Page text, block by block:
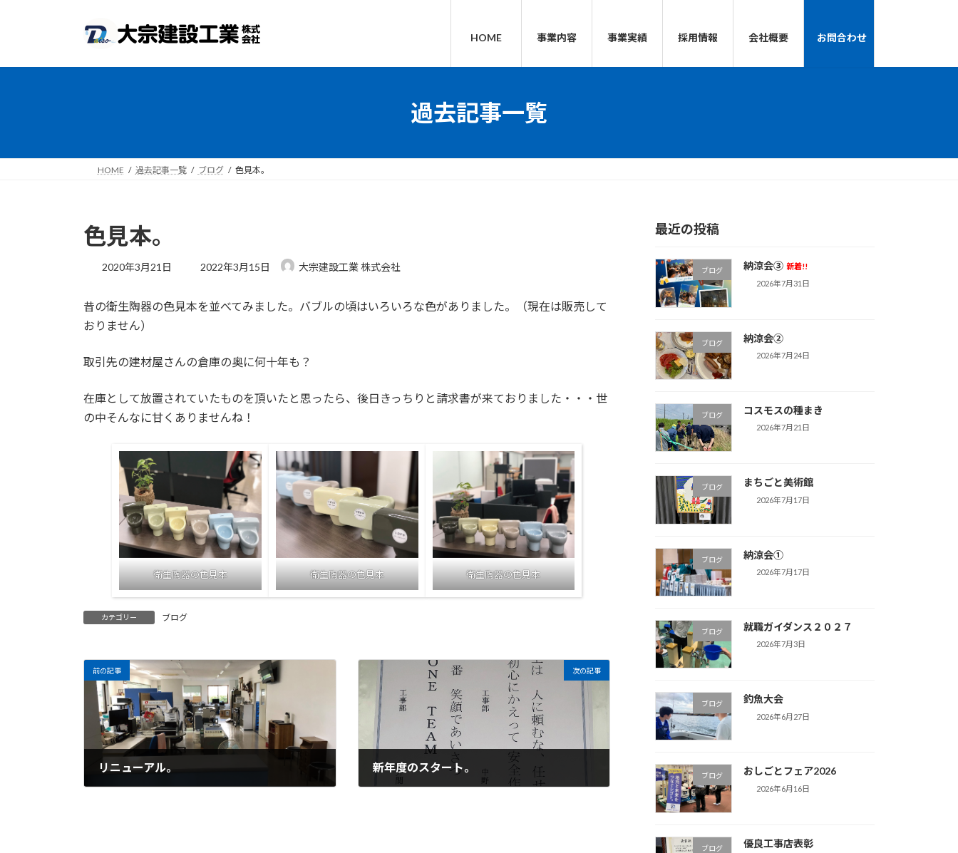
プ
動
HOME 事業内容 事業実績 採用情報 会社概要 お問合わせ
過去記事一覧
HOME 過去記事一覧 ブログ 色見本。
色見本。
2020年3月21日
最
新
2022年3月15日 大宗建設工業 株式会社
昔の衛生陶器の色見本を並べてみました。バブルの頃はいろいろな色がありました。（現在は販売して
おりません）
取引先の建材屋さんの倉庫の奥に何十年も？
在庫として放置されていたものを頂いたと思ったら、後日きっちりと請求書が来ておりました・・・世
の中そんなに甘くありませんね！
衛生陶器の色見本 衛生陶器の色見本 衛生陶器の色見本
カテゴリー ブログ
前の記事
リニューアル。
次の記事
新年度のスタート。
最近の投稿
ブログ 納涼会③ 新着!!
2026年7月31日
ブログ 納涼会②
2026年7月24日
ブログ コスモスの種まき
2026年7月21日
ブログ まちごと美術館
2026年7月17日
ブログ 納涼会①
2026年7月17日
ブログ 就職ガイダンス２０２７
2026年7月3日
ブログ 釣魚大会
2026年6月27日
ブログ おしごとフェア2026
2026年6月16日
ブログ 優良工事店表彰